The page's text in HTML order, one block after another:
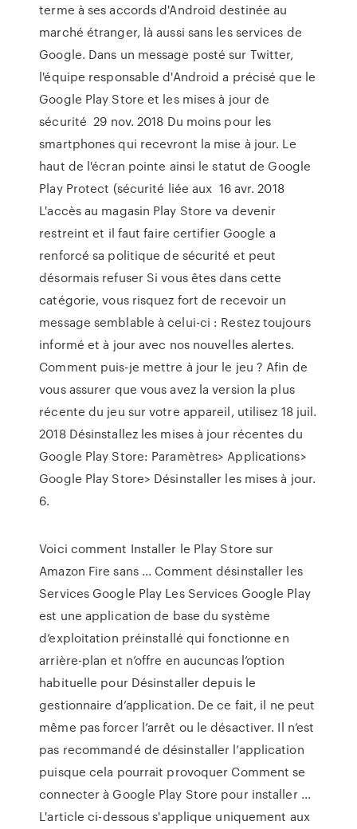
terme à ses accords d'Android destinée au
marché étranger, là aussi sans les services de
Google. Dans un message posté sur Twitter,
l'équipe responsable d'Android a précisé que le
Google Play Store et les mises à jour de
sécurité 29 nov. 2018 Du moins pour les
smartphones qui recevront la mise à jour. Le
haut de l'écran pointe ainsi le statut de Google
Play Protect (sécurité liée aux 16 avr. 2018
L'accès au magasin Play Store va devenir
restreint et il faut faire certifier Google a
renforcé sa politique de sécurité et peut
désormais refuser Si vous êtes dans cette
catégorie, vous risquez fort de recevoir un
message semblable à celui-ci : Restez toujours
informé et à jour avec nos nouvelles alertes.
Comment puis-je mettre à jour le jeu ? Afin de
vous assurer que vous avez la version la plus
récente du jeu sur votre appareil, utilisez 18 juil.
2018 Désinstallez les mises à jour récentes du
Google Play Store: Paramètres> Applications>
Google Play Store> Désinstaller les mises à jour.
6.
Voici comment Installer le Play Store sur
Amazon Fire sans ... Comment désinstaller les
Services Google Play Les Services Google Play
est une application de base du système
d’exploitation préinstallé qui fonctionne en
arrière-plan et n’offre en aucuncas l’option
habituelle pour Désinstaller depuis le
gestionnaire d’application. De ce fait, il ne peut
même pas forcer l’arrêt ou le désactiver. Il n’est
pas recommandé de désinstaller l’application
puisque cela pourrait provoquer Comment se
connecter à Google Play Store pour installer ...
L'article ci-dessous s'applique uniquement aux